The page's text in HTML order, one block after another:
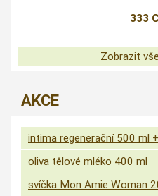
333
Zobrazit
AKCE
intima regenerační 500 ml
oliva tělové mléko 400 ml
svíčka Mon Amie Woman